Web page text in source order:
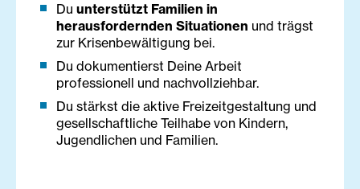
Du unterstützt Familien in
herausfordernden Situationen und trägst
zur Krisenbewältigung bei.
Du dokumentierst Deine Arbeit
professionell und nachvollziehbar.
Du stärkst die aktive Freizeitgestaltung und
gesellschaftliche Teilhabe von Kindern,
Jugendlichen und Familien.